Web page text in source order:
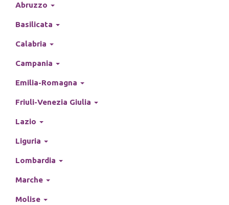
Abruzzo
Basilicata
Calabria
Campania
Emilia-Romagna
Friuli-Venezia Giulia
Lazio
Liguria
Lombardia
Marche
Molise